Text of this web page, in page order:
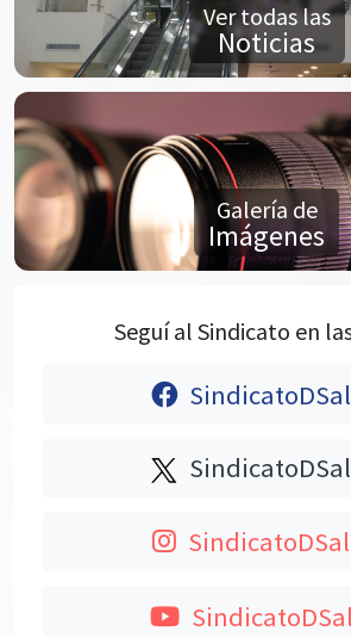
Ver todas las
Noticias
Galería de
Imágenes
Seguí al Sindicato en